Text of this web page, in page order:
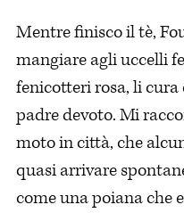
Mentre finisco il tè,
mangiare agli uccelli
fenicotteri rosa, li
padre devoto. Mi
moto in città, che
quasi arrivare
come una poiana che